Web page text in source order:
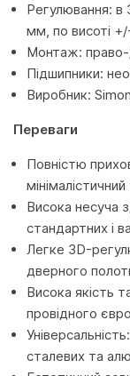
Регулювання: в
мм, по висоті
Монтаж: право-/
Підшипники:
Виробник:
Переваги
Повністю
Висока несуча
стандартних і
Легке 3D-
дверного
Висока якість
провідного
сталевих та